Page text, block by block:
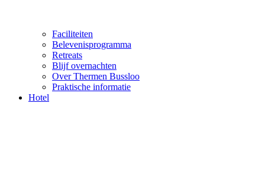
Faciliteiten
Belevenisprogramma
Retreats
Blijf overnachten
Over Thermen Bussloo
Praktische informatie
Hotel